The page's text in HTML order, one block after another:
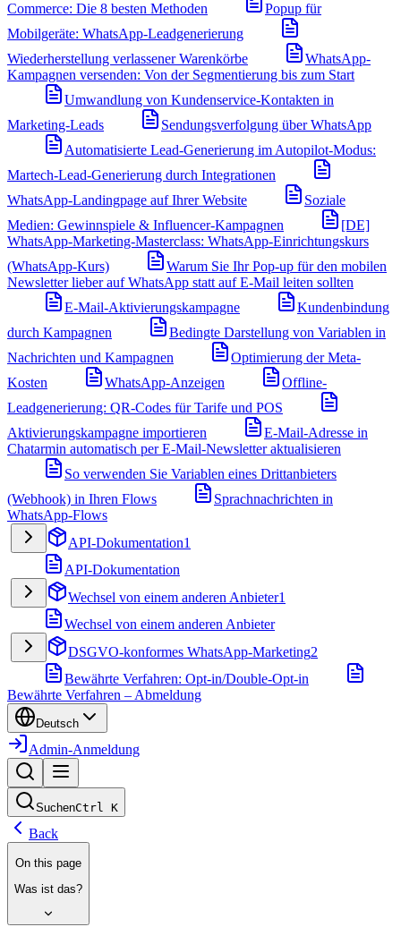
Commerce: Die 8 besten Methoden
Popup für
Mobilgeräte: WhatsApp-Leadgenerierung
Wiederherstellung verlassener Warenkörbe
WhatsApp-
Kampagnen versenden: Von der Segmentierung bis zum Start
Umwandlung von Kundenservice-Kontakten in
Marketing-Leads
Sendungsverfolgung über WhatsApp
Automatisierte Lead-Generierung im Autopilot-Modus:
Martech-Lead-Generierung durch Integrationen
WhatsApp-Landingpage auf Ihrer Website
Soziale
Medien: Gewinnspiele & Influencer-Kampagnen
[DE]
WhatsApp-Marketing-Masterclass: WhatsApp-Einrichtungskurs
(WhatsApp-Kurs)
Warum Sie Ihr Pop-up für den mobilen
Newsletter lieber auf WhatsApp statt auf E-Mail leiten sollten
E-Mail-Aktivierungskampagne
Kundenbindung
durch Kampagnen
Bedingte Darstellung von Variablen in
Nachrichten und Kampagnen
Optimierung der Meta-
Kosten
WhatsApp-Anzeigen
Offline-
Leadgenerierung: QR-Codes für Tarife und POS
Aktivierungskampagne importieren
E-Mail-Adresse in
Chatarmin automatisch per E-Mail-Newsletter aktualisieren
So verwenden Sie Variablen eines Drittanbieters
(Webhook) in Ihren Flows
Sprachnachrichten in
WhatsApp-Flows
API-Dokumentation1
API-Dokumentation
Wechsel von einem anderen Anbieter1
Wechsel von einem anderen Anbieter
DSGVO-konformes WhatsApp-Marketing2
Bewährte Verfahren: Opt-in/Double-Opt-in
Bewährte Verfahren – Abmeldung
Deutsch
Admin-Anmeldung
SuchenCtrl K
Back
On this page
Was ist das?